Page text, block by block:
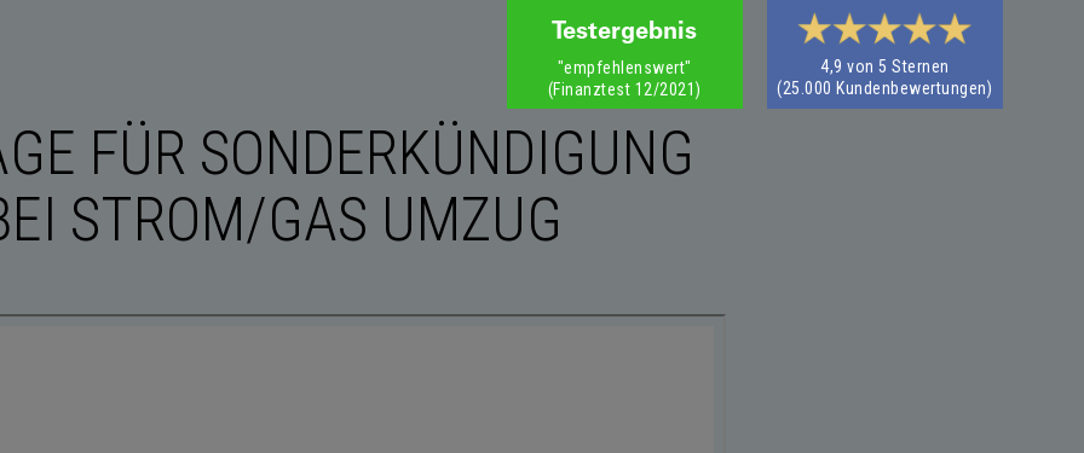
4,9 von 5 Sternen
(25.000 Kundenbewertungen)
Testergebnis
"empfehlenswert"
‍(Finanztest 12/2021)
FÜR SONDERKÜNDIGUNG
STROM/GAS UMZUG